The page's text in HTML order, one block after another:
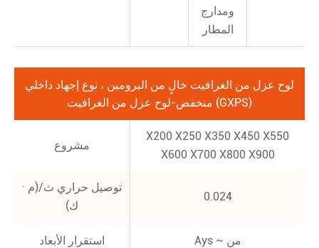
ومدارج
المطار
لوح عزل من الغرافيت خالٍ من البرومين ، نوع إجهاد داخلي
منخفض-لوح عزل من الغرافيت (GXPS)
مشروع
X200 X250 X350 X450 X550
X600 X700 X800 X900
توصيل حراري ث/(م ·
ك)
0.024
استقرار الأبعاد Ays ~ من